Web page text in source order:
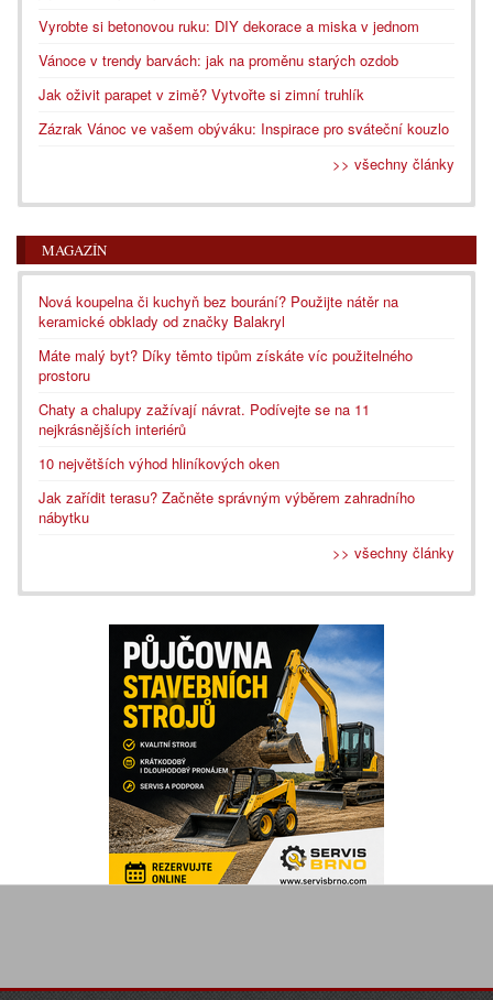
Vyrobte si betonovou ruku: DIY dekorace a miska v jednom
Vánoce v trendy barvách: jak na proměnu starých ozdob
Jak oživit parapet v zimě? Vytvořte si zimní truhlík
Zázrak Vánoc ve vašem obýváku: Inspirace pro sváteční kouzlo
>> všechny články
MAGAZÍN
Nová koupelna či kuchyň bez bourání? Použijte nátěr na
keramické obklady od značky Balakryl
Máte malý byt? Díky těmto tipům získáte víc použitelného
prostoru
Chaty a chalupy zažívají návrat. Podívejte se na 11
nejkrásnějších interiérů
10 největších výhod hliníkových oken
Jak zařídit terasu? Začněte správným výběrem zahradního
nábytku
>> všechny články